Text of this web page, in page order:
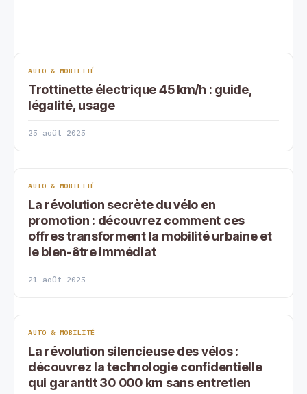
AUTO & MOBILITÉ
Trottinette électrique 45 km/h : guide,
légalité, usage
25 août 2025
AUTO & MOBILITÉ
La révolution secrète du vélo en
promotion : découvrez comment ces
offres transforment la mobilité urbaine et
le bien-être immédiat
21 août 2025
AUTO & MOBILITÉ
La révolution silencieuse des vélos :
découvrez la technologie confidentielle
qui garantit 30 000 km sans entretien